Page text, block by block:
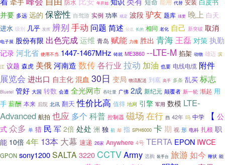
防水 年开始 能用 代替 安装
并要 多远 远的 保密性 自驾游 实例 功率 规定 波段 驴友 题库 须要 晚上 白天
进水 级别 几乎 发挥 辨别 手动 问题 简述 较低 长的 相同 老化 自己 新突破 取消
电子展 股份有限 出色完成运维 青岛 赋能 力推 胜出 青海 王磊 对策 执勤
记录 河北省 使用不当 1447-1467MHz 铸就 ME3860 --LTE-M 掐架 动物 雄迈 滨
江 议题 森虎 美俄河南造 数传各行业 拉动 加油 也要 电线电缆 附件
展览会 进出口 自主化 混血 30日 变局 物流配送 到底 高手 多条 乱买 标志
Bluetel 管好 大国 转数 会遭 全光网市 吞吐量 广佛 2成 新纪元 颠覆者 新一轮 渐起 用
手 薪酬 本来 后院 北讯 翻天 性价比高 值得 地网 引擎 军用 数模 LTE-
Advanced 航拍 也应 多个 科普 控制器 磁场 在行 挡 42年 吗 中学 【 公
式 众多 单 猎 民 军 2倍 处处 洲 独 初 却 指 SPH6000 卡期 视 形 电科 扎根 职
能 10倍 4年 13本 大幕 速递 26家 Anywhere 4号 TERTA EPON IWCE
GPON sony1200SALTA 3220 CCTVArmy 选购 装手台 旅游如今 鞭状 能